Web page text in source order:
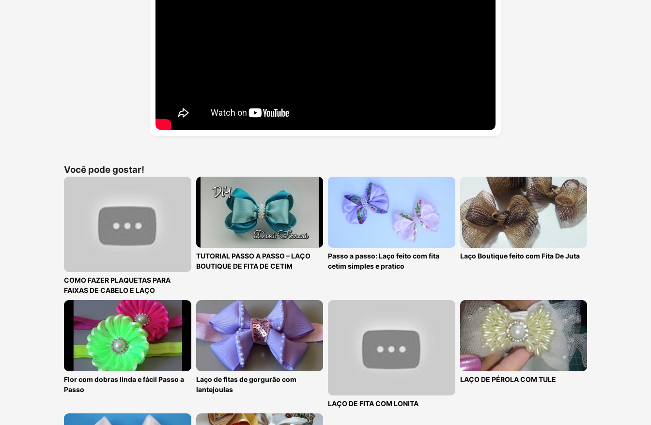
Você pode gostar!
COMO FAZER PLAQUETAS PARA
FAIXAS DE CABELO E LAÇO
TUTORIAL PASSO A PASSO – LAÇO
BOUTIQUE DE FITA DE CETIM
Passo a passo: Laço feito com fita
cetim simples e pratico
Laço Boutique feito com Fita De Juta
Flor com dobras linda e fácil Passo a
Passo
Laço de fitas de gorgurão com
lantejoulas
LAÇO DE FITA COM LONITA
LAÇO DE PÉROLA COM TULE